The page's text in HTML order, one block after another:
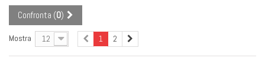
Confronta (0)
Mostra 12 1 2